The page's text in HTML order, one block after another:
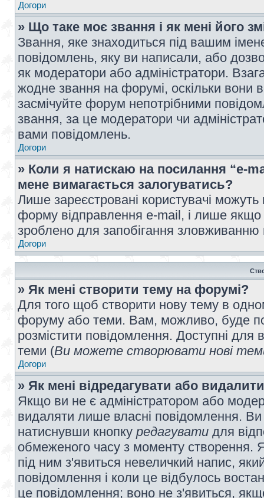
Догори
» Що таке моє звання і як мені його
Звання, яке знаходиться під вашим
повідомлень, яку ви написали, або
як модератори або адміністратори.
жодне звання на форумі, оскільки вони
засмічуйте форум непотрібними
звання, за це модератори чи
вами повідомлень.
Догори
» Коли я натискаю на посилання “e-
мене вимагається залогуватись?
Лише зареєстровані користувачі
форму відправлення e-mail, і лише
зроблено для запобігання
Догори
» Як мені створити тему на форумі?
Для того щоб створити нову тему в
форуму або теми. Вам, можливо, буде
розмістити повідомлення. Доступні для
теми (Ви можете створювати нові
Догори
» Як мені відредагувати або
Якщо ви не є адміністратором або
видаляти лише власні повідомлення.
натиснувши кнопку редагувати для
обмеженого часу з моменту створення.
під ним з'явиться невеличкий напис,
повідомлення і коли це відбулось
це повідомлення; воно не з'явиться,